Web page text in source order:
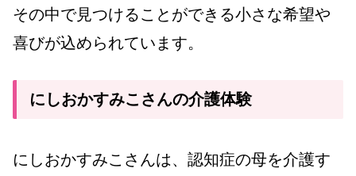
その中で見つけることができる小さな希望や
喜びが込められています。
にしおかすみこさんの介護体験
にしおかすみこさんは、認知症の母を介護す